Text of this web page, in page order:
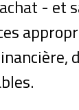
- et